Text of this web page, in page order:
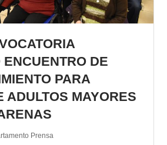
DE
PARA
ADULTOS MAYORES
Prensa